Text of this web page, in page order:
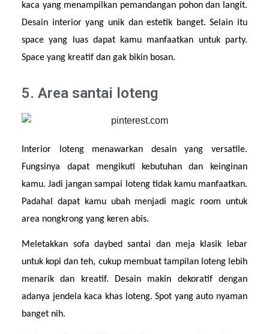
kaca yang menampilkan pemandangan pohon dan langit.
Desain interior yang unik dan estetik banget. Selain itu
space yang luas dapat kamu manfaatkan untuk party.
Space yang kreatif dan gak bikin bosan.
5. Area santai loteng
Interior loteng menawarkan desain yang versatile.
Fungsinya dapat mengikuti kebutuhan dan keinginan
kamu. Jadi jangan sampai loteng tidak kamu manfaatkan.
Padahal dapat kamu ubah menjadi magic room untuk
area nongkrong yang keren abis.
Meletakkan sofa daybed santai dan meja klasik lebar
untuk kopi dan teh, cukup membuat tampilan loteng lebih
menarik dan kreatif. Desain makin dekoratif dengan
adanya jendela kaca khas loteng. Spot yang auto nyaman
banget nih.